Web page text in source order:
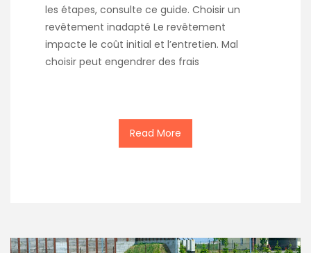
les étapes, consulte ce guide. Choisir un
revêtement inadapté Le revêtement
impacte le coût initial et l’entretien. Mal
choisir peut engendrer des frais
Read More